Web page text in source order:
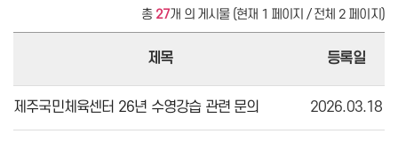
총 27개 의 게시물 (현재 1 페이지 / 전체 2 페이지)
제목 등록일
제주국민체육센터 26년 수영강습 관련 문의 2026.03.18